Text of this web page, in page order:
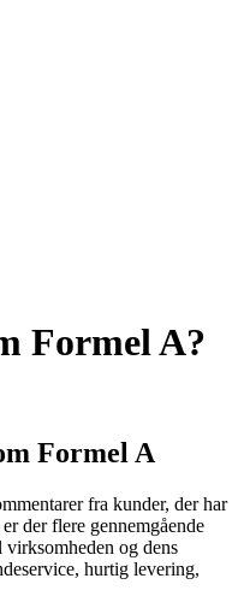
Formel A?
Formel A
fra kunder, der har
der flere gennemgående
og dens
hurtig levering,